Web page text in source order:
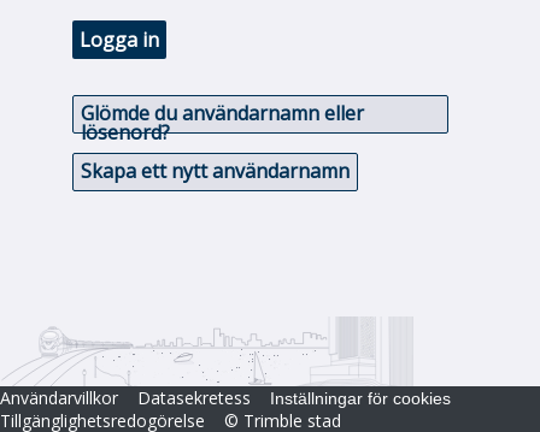
Logga in
Glömde du användarnamn eller
lösenord?
Skapa ett nytt användarnamn
Användarvillkor Datasekretess Inställningar för cookies
Tillgänglighetsredogörelse © Trimble stad